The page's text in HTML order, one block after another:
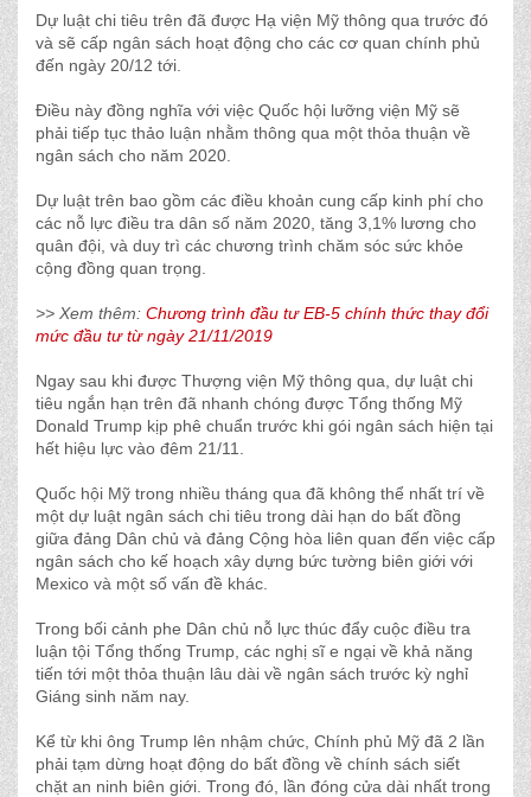
Dự luật chi tiêu trên đã được Hạ viện Mỹ thông qua trước đó
và sẽ cấp ngân sách hoạt động cho các cơ quan chính phủ
đến ngày 20/12 tới.
Điều này đồng nghĩa với việc Quốc hội lưỡng viện Mỹ sẽ
phải tiếp tục thảo luận nhằm thông qua một thỏa thuận về
ngân sách cho năm 2020.
Dự luật trên bao gồm các điều khoản cung cấp kinh phí cho
các nỗ lực điều tra dân số năm 2020, tăng 3,1% lương cho
quân đội, và duy trì các chương trình chăm sóc sức khỏe
cộng đồng quan trọng.
>> Xem thêm: Chương trình đầu tư EB-5 chính thức thay đổi
mức đầu tư từ ngày 21/11/2019
Ngay sau khi được Thượng viện Mỹ thông qua, dự luật chi
tiêu ngắn hạn trên đã nhanh chóng được Tổng thống Mỹ
Donald Trump kịp phê chuẩn trước khi gói ngân sách hiện tại
hết hiệu lực vào đêm 21/11.
Quốc hội Mỹ trong nhiều tháng qua đã không thể nhất trí về
một dự luật ngân sách chi tiêu trong dài hạn do bất đồng
giữa đảng Dân chủ và đảng Cộng hòa liên quan đến việc cấp
ngân sách cho kế hoạch xây dựng bức tường biên giới với
Mexico và một số vấn đề khác.
Trong bối cảnh phe Dân chủ nỗ lực thúc đẩy cuộc điều tra
luận tội Tổng thống Trump, các nghị sĩ e ngại về khả năng
tiến tới một thỏa thuận lâu dài về ngân sách trước kỳ nghỉ
Giáng sinh năm nay.
Kể từ khi ông Trump lên nhậm chức, Chính phủ Mỹ đã 2 lần
phải tạm dừng hoạt động do bất đồng về chính sách siết
chặt an ninh biên giới. Trong đó, lần đóng cửa dài nhất trong